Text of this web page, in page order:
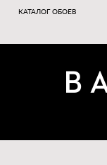
КАТАЛОГ ОБОЕВ